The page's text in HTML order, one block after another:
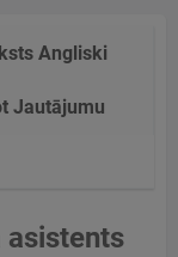
Angliski
Jautājumu